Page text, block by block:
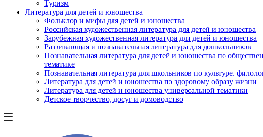
Туризм
Литература для детей и юношества
Фольклор и мифы для детей и юношества
Российская художественная литература для детей и юношества
Зарубежная художественная литература для детей и юношества
Развивающая и познавательная литература для дошкольников
Познавательная литература для детей и юношества по
тематике
Познавательная литература для школьников по культуре,
Литература для детей и юношества по здоровому образу жизни
Литература для детей и юношества универсальной тематики
Детское творчество, досуг и домоводство